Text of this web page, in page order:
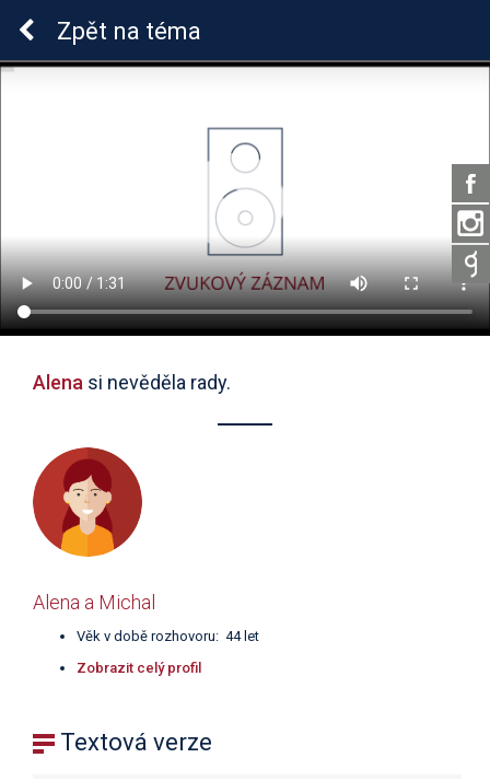
ADHD u dětí
Zpět na téma
Alena si nevěděla rady.
Alena a Michal
Věk v době rozhovoru: 44 let
Zobrazit celý profil
Textová verze